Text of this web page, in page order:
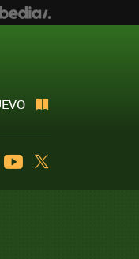
InstagramYoutube